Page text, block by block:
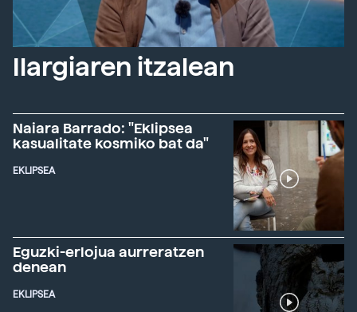
Ilargiaren itzalean
Naiara Barrado: "Eklipsea
kasualitate kosmiko bat da"
EKLIPSEA
Eguzki-erlojua aurreratzen
denean
EKLIPSEA